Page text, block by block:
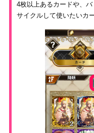
4枚以上あるカードや、
サイクルして使いたいカ